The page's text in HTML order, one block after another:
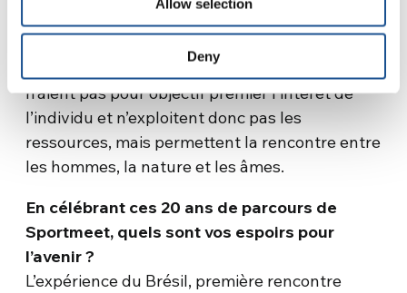
Allow selection
Deny
profonde qui nous conduit à une meilleure
nécessaire de repenser le jeu et le sport qui
n’aient pas pour objectif premier l’intérêt de
l’individu et n’exploitent donc pas les
ressources, mais permettent la rencontre entre
les hommes, la nature et les âmes.
En célébrant ces 20 ans de parcours de
Sportmeet, quels sont vos espoirs pour
l’avenir ?
L’expérience du Brésil, première rencontre